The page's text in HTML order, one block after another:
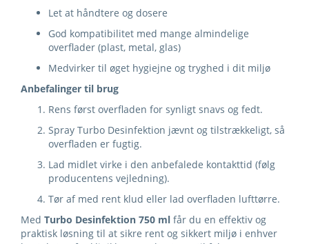
Let at håndtere og dosere
God kompatibilitet med mange almindelige
overflader (plast, metal, glas)
Medvirker til øget hygiejne og tryghed i dit miljø
Anbefalinger til brug
Rens først overfladen for synligt snavs og fedt.
Spray Turbo Desinfektion jævnt og tilstrækkeligt, så
overfladen er fugtig.
Lad midlet virke i den anbefalede kontakttid (følg
producentens vejledning).
Tør af med rent klud eller lad overfladen lufttørre.
Med Turbo Desinfektion 750 ml får du en effektiv og
praktisk løsning til at sikre rent og sikkert miljø i enhver